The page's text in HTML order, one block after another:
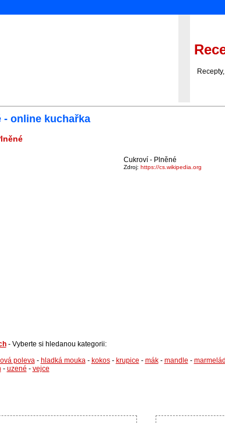
Recepty,
- online kuchařka
Cukroví - Plněné
Zdroj: https://cs.wikipedia.org
- Vyberte si hledanou kategorii:
poleva- hladká mouka- kokos- krupice - mák- mandle -
- uzené - vejce